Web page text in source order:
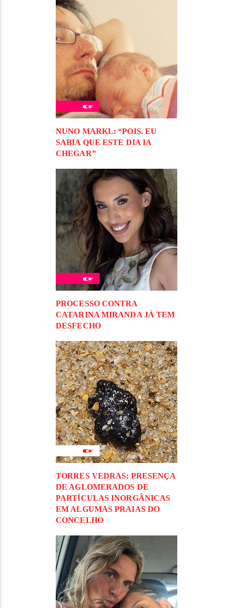
NUNO MARKL: “POIS. EU
SABIA QUE ESTE DIA IA
CHEGAR”
PROCESSO CONTRA
CATARINA MIRANDA JÁ TEM
DESFECHO
TORRES VEDRAS: PRESENÇA
DE AGLOMERADOS DE
PARTÍCULAS INORGÂNICAS
EM ALGUMAS PRAIAS DO
CONCELHO